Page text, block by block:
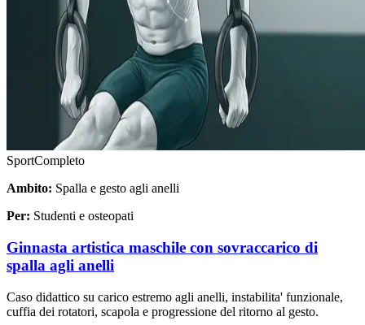
SportCompleto
Ambito: Spalla e gesto agli anelli
Per: Studenti e osteopati
Ginnasta artistica maschile con sovraccarico di
spalla agli anelli
Caso didattico su carico estremo agli anelli, instabilita' funzionale,
cuffia dei rotatori, scapola e progressione del ritorno al gesto.